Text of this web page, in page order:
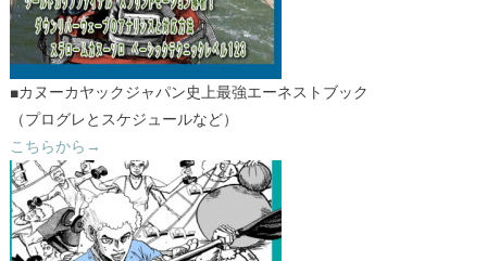
■カヌーカヤックジャパン史上最強エーネストブック
（プログレとスケジュールなど）
こちらから→